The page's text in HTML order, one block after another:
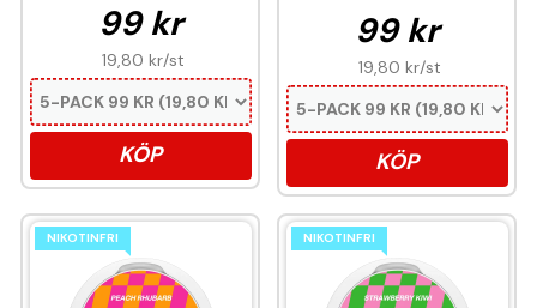
99 kr
19,80 kr/st
KÖP
99 kr
19,80 kr/st
KÖP
NIKOTINFRI NIKOTINFRI